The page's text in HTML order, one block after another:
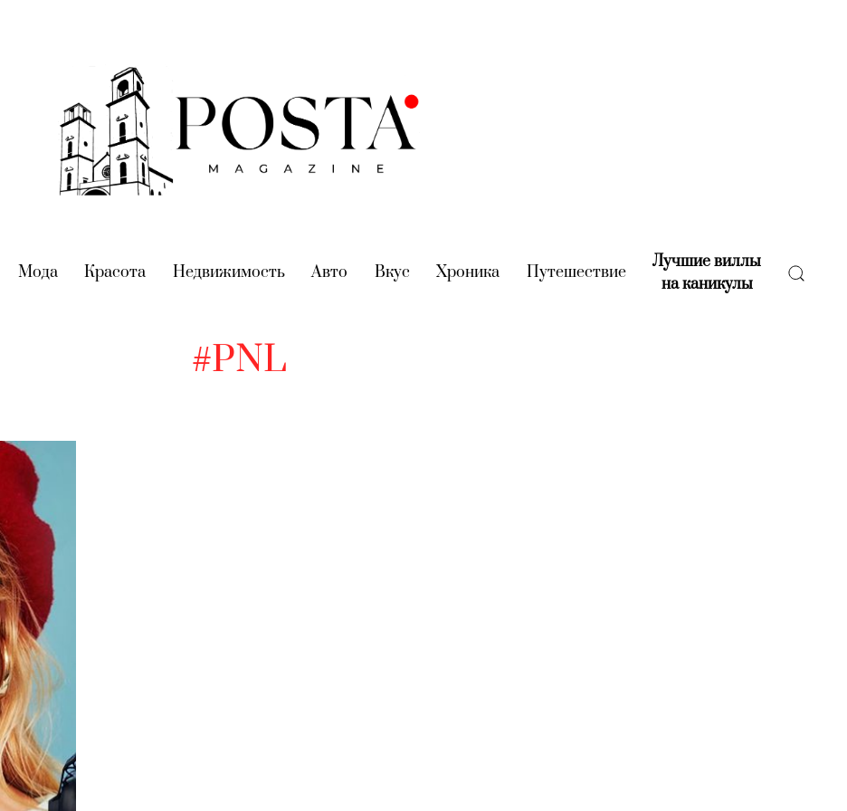
(current)
Мода(current)
Красота (current)
Недвижимость(current)
Авто (current)
Вкус (current)
Хроника (current)
Путешествие(current)
Лучшие виллы
на каникулы(current)
#PNL